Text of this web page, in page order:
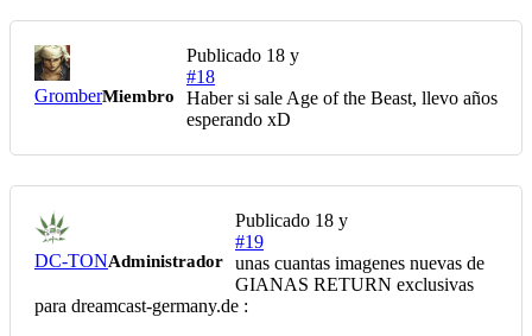
GromberMiembro
Publicado 18 y
#18
Haber si sale Age of the Beast, llevo años
esperando xD
DC-TONAdministrador
Publicado 18 y
#19
unas cuantas imagenes nuevas de
GIANAS RETURN exclusivas
para dreamcast-germany.de :